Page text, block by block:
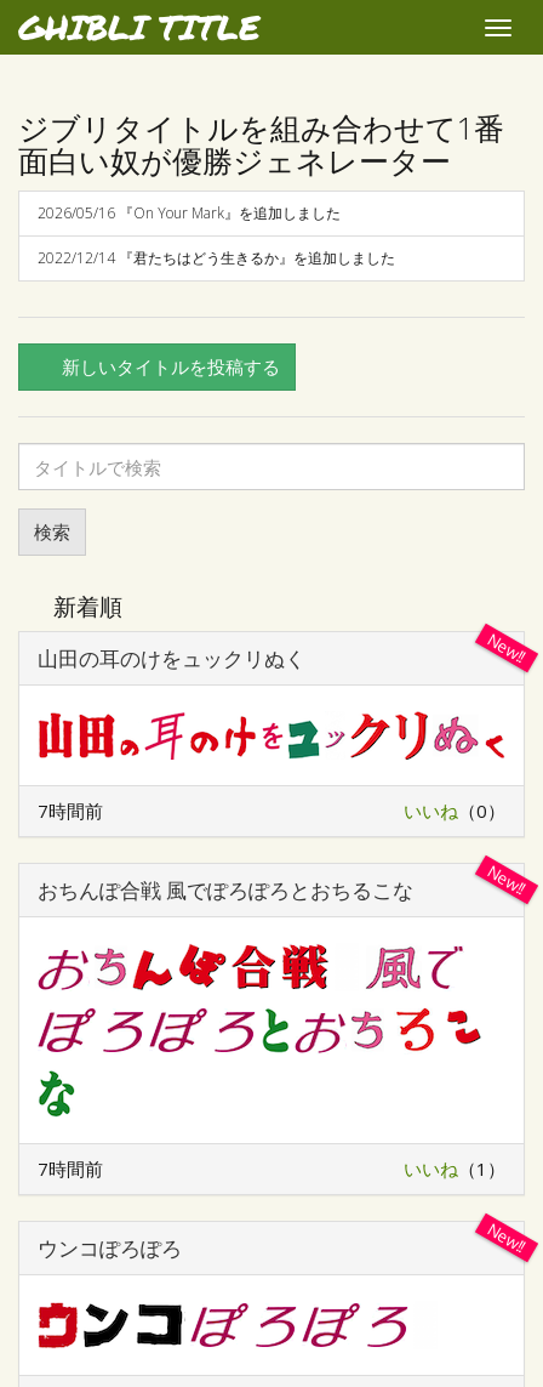
GHIBLI TITLE
Toggle
ジブリタイトルを組み合わせて1番
面白い奴が優勝ジェネレーター
2026/05/16 『On Your Mark』を追加しました
2022/12/14 『君たちはどう生きるか』を追加しました
新しいタイトルを投稿する
タ
ト
ル
新着順
山田の耳のけをュックリぬく
7時間前 （0）
いいね
おちんぽ合戦 風でぽろぽろとおちるこな
7時間前 （1）
いいね
ウンコぽろぽろ